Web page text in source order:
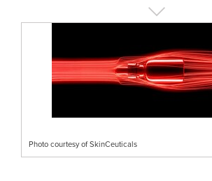
Photo courtesy of SkinCeuticals